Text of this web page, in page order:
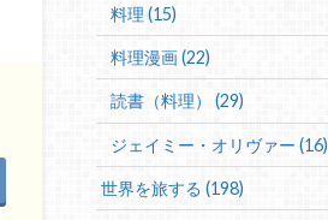
料理 (15)
料理漫画 (22)
読書（料理） (29)
ジェイミー・オリヴァー (16)
世界を旅する (198)